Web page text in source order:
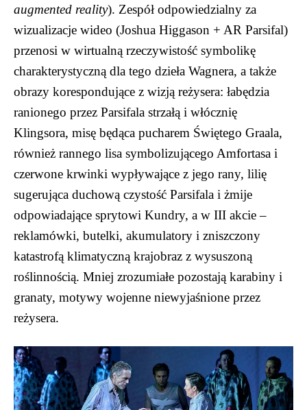
augmented reality). Zespół odpowiedzialny za
wizualizacje wideo (Joshua Higgason + AR Parsifal)
przenosi w wirtualną rzeczywistość symbolikę
charakterystyczną dla tego dzieła Wagnera, a także
obrazy korespondujące z wizją reżysera: łabędzia
ranionego przez Parsifala strzałą i włócznię
Klingsora, misę będąca pucharem Świętego Graala,
również rannego lisa symbolizującego Amfortasa i
czerwone krwinki wypływające z jego rany, lilię
sugerująca duchową czystość Parsifala i żmije
odpowiadające sprytowi Kundry, a w III akcie –
reklamówki, butelki, akumulatory i zniszczony
katastrofą klimatyczną krajobraz z wysuszoną
roślinnością. Mniej zrozumiałe pozostają karabiny i
granaty, motywy wojenne niewyjaśnione przez
reżysera.